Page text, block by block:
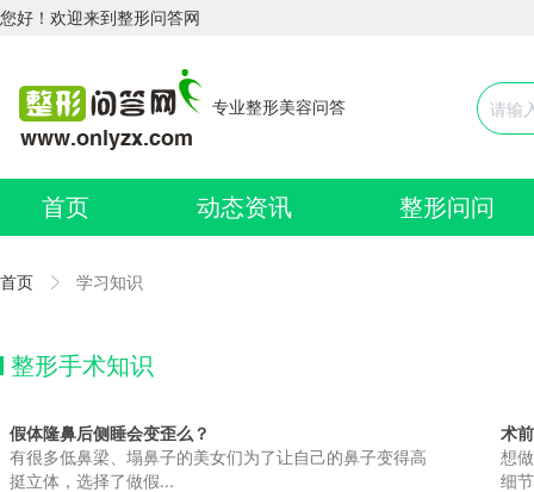
您好！欢迎来到整形问答网
专业整形美容问答
首页 动态资讯 整形问问
首页 学习知识
整形手术知识
假体隆鼻后侧睡会变歪么？
有很多低鼻梁、塌鼻子的美女们为了让自己的鼻子变得高
挺立体，选择了做假...
术
想
细